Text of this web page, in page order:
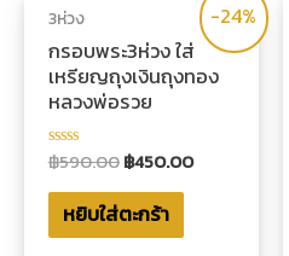
-24%
3ห่วง
กรอบพระ3ห่วง ใส่
เหรียญถุงเงินถุงทอง
หลวงพ่อรวย
ให้
0
ตั้งแต่
5
฿590.00฿450.00
หยิบใส่ตะกร้า